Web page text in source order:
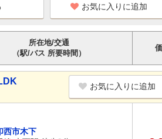
お気に入りに追加
所在地/交通
（駅/バス 所要時間）
お気に入りに追加
西市木下